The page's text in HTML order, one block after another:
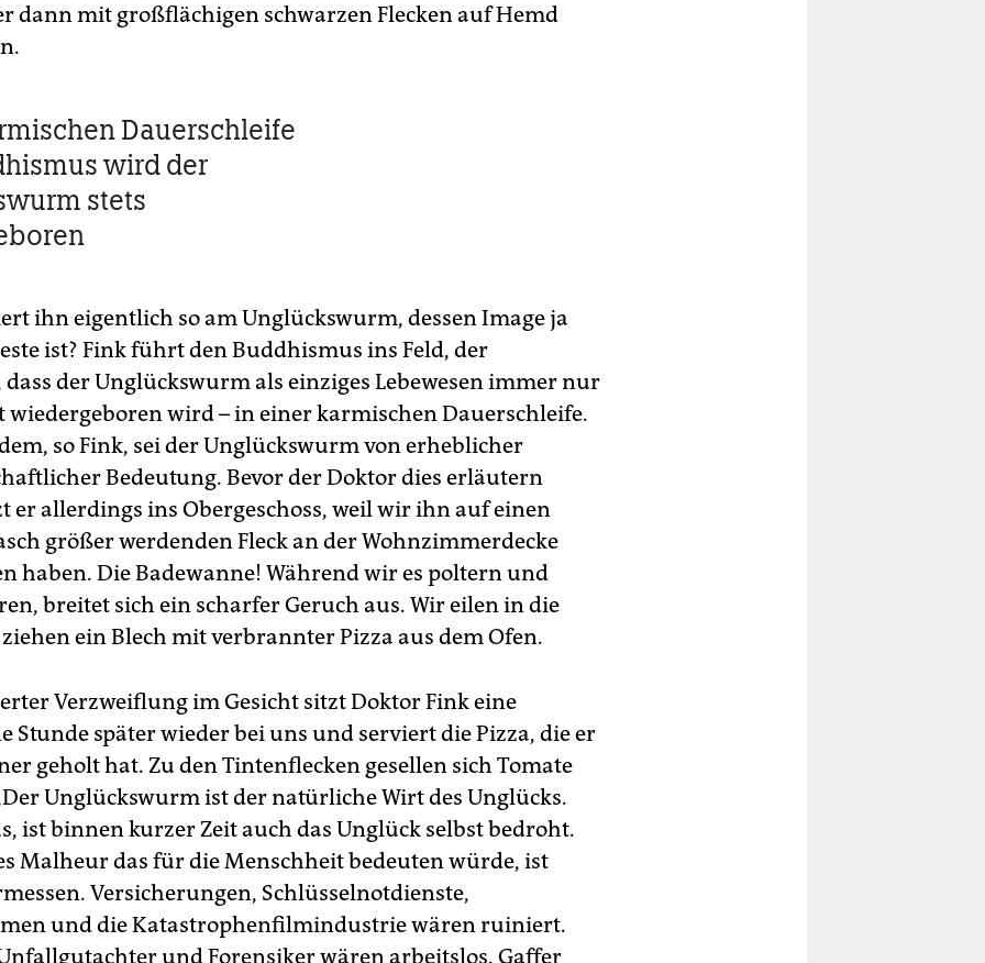
dann mit großflächigen schwarzen Flecken auf Hemd
Dauerschleife
wird der
stets
ihn eigentlich so am Unglückswurm, dessen Image ja
ist? Fink führt den Buddhismus ins Feld, der
der Unglückswurm als einziges Lebewesen immer nur
wiedergeboren wird – in einer karmischen Dauerschleife.
so Fink, sei der Unglückswurm von erheblicher
Bedeutung. Bevor der Doktor dies erläutern
er allerdings ins Obergeschoss, weil wir ihn auf einen
größer werdenden Fleck an der Wohnzimmerdecke
haben. Die Badewanne! Während wir es poltern und
breitet sich ein scharfer Geruch aus. Wir eilen in die
ein Blech mit verbrannter Pizza aus dem Ofen.
Verzweiflung im Gesicht sitzt Doktor Fink eine
Stunde später wieder bei uns und serviert die Pizza, die er
geholt hat. Zu den Tintenflecken gesellen sich Tomate
Unglückswurm ist der natürliche Wirt des Unglücks.
ist binnen kurzer Zeit auch das Unglück selbst bedroht.
Malheur das für die Menschheit bedeuten würde, ist
Versicherungen, Schlüsselnotdienste,
und die Katastrophenfilmindustrie wären ruiniert.
und Forensiker wären arbeitslos. Gaffer